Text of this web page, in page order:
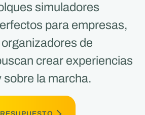
simuladores
para empresas,
de
crear experiencias
la marcha.